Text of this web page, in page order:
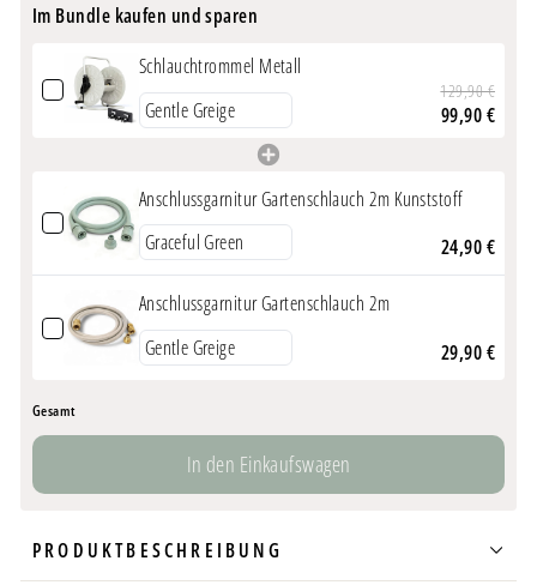
Pulverbeschichtetes Metall
Widerstandsfähigkeit
Kapazität bis zu 50 Metern für 1/2 Zoll oder 3/4 Zoll
Gartenschläuche
Wandhalterungincl. Montagematerial
Wandmontage und / oder
Bodennutzungmöglich
Praktische Handkurbelzur einfachen Handhabung
Maße:50 x 40 x 40 cm (HxBxT)
Made in Italy:hochwertiges Design
Nicht frostsicher- im Winter trocken und frostfrei lagern
Im Bundle kaufen und sparen
Schlauchtrommel Metall
129,90 €
99,90 €
Anschlussgarnitur Gartenschlauch 2m Kunststoff
24,90 €
Anschlussgarnitur Gartenschlauch 2m
29,90 €
Gesamt
In den Einkaufswagen
PRODUKTBESCHREIBUNG